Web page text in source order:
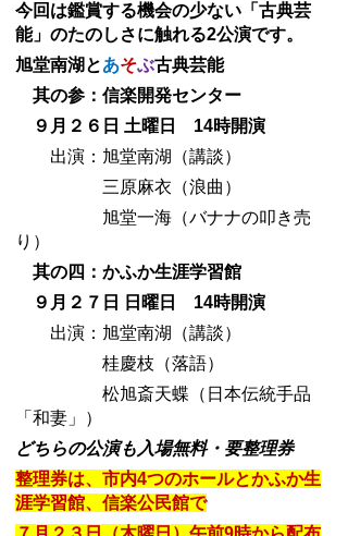
今回は鑑賞する機会の少ない「古典芸
能」のたのしさに触れる2公演です。
旭堂南湖とあそぶ古典芸能
其の参：信楽開発センター
９月２６日 土曜日 14時開演
出演：旭堂南湖（講談）
三原麻衣（浪曲）
旭堂一海（バナナの叩き売
り）
其の四：かふか生涯学習館
９月２７日 日曜日 14時開演
出演：旭堂南湖（講談）
桂慶枝（落語）
松旭斎天蝶（日本伝統手品
「和妻」）
どちらの公演も入場無料・要整理券
整理券は、市内4つのホールとかふか生
涯学習館、信楽公民館で